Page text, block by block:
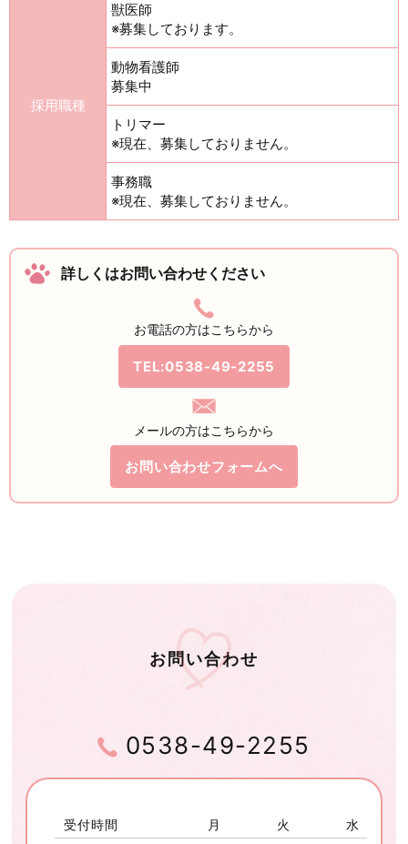
採用職種
獣医師
※募集しております。
動物看護師
募集中
トリマー
※現在、募集しておりません。
事務職
※現在、募集しておりません。
詳しくはお問い合わせください
お電話の方はこちらから
TEL:0538-49-2255
メールの方はこちらから
お問い合わせフォームへ
お問い合わせ
0538-49-2255
受付時間 月 火 水